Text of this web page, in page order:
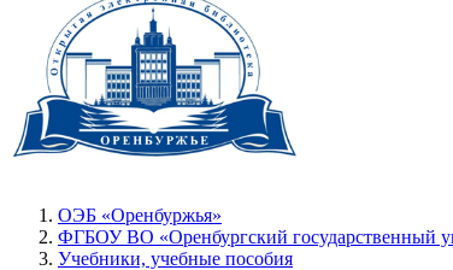
ОЭБ «Оренбуржья»
ФГБОУ ВО «Оренбургский государственный
Учебники, учебные пособия